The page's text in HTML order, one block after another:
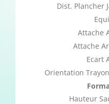
Dist. Plancher
Attache
Attache
Ecart
Orientation
Hauteur